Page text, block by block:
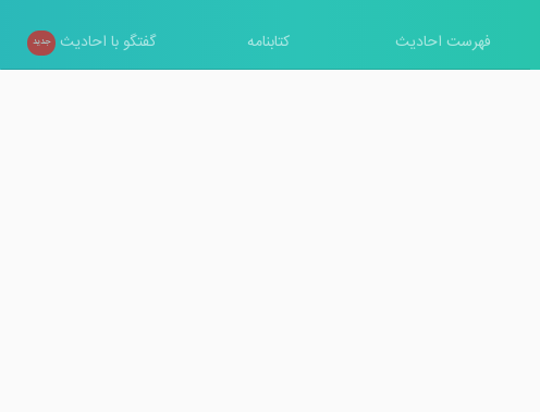
فهرست احادیث کتابنامه گفتگو با احادیث جدید